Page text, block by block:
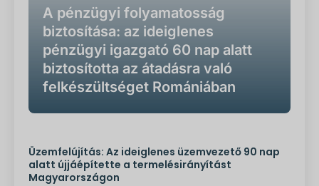
A pénzügyi folyamatosság
biztosítása: az ideiglenes
pénzügyi igazgató 60 nap alatt
biztosította az átadásra való
felkészültséget Romániában
Üzemfelújítás: Az ideiglenes üzemvezető 90 nap
alatt újjáépítette a termelésirányítást
Magyarországon